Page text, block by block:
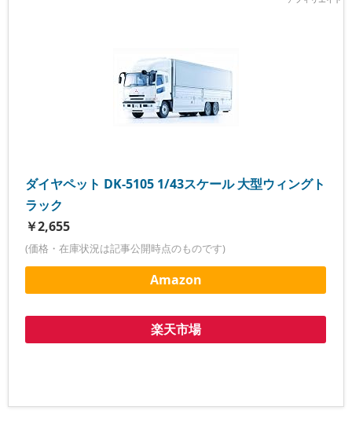
ダイヤペット DK-5105 1/43スケール 大型ウィングト
ラック
￥2,655
(価格・在庫状況は記事公開時点のものです)
Amazon
楽天市場